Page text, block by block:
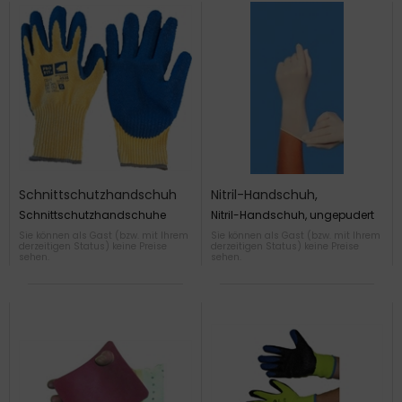
Schnittschutzhandschuh
Schnittschutzhandschuhe
Sie können als Gast (bzw. mit Ihrem
derzeitigen Status) keine Preise
Nitril-Handschuh,
ungepudert
Nitril-Handschuh, ungepudert
Sie können als Gast (bzw. mit Ihrem
derzeitigen Status) keine Preise